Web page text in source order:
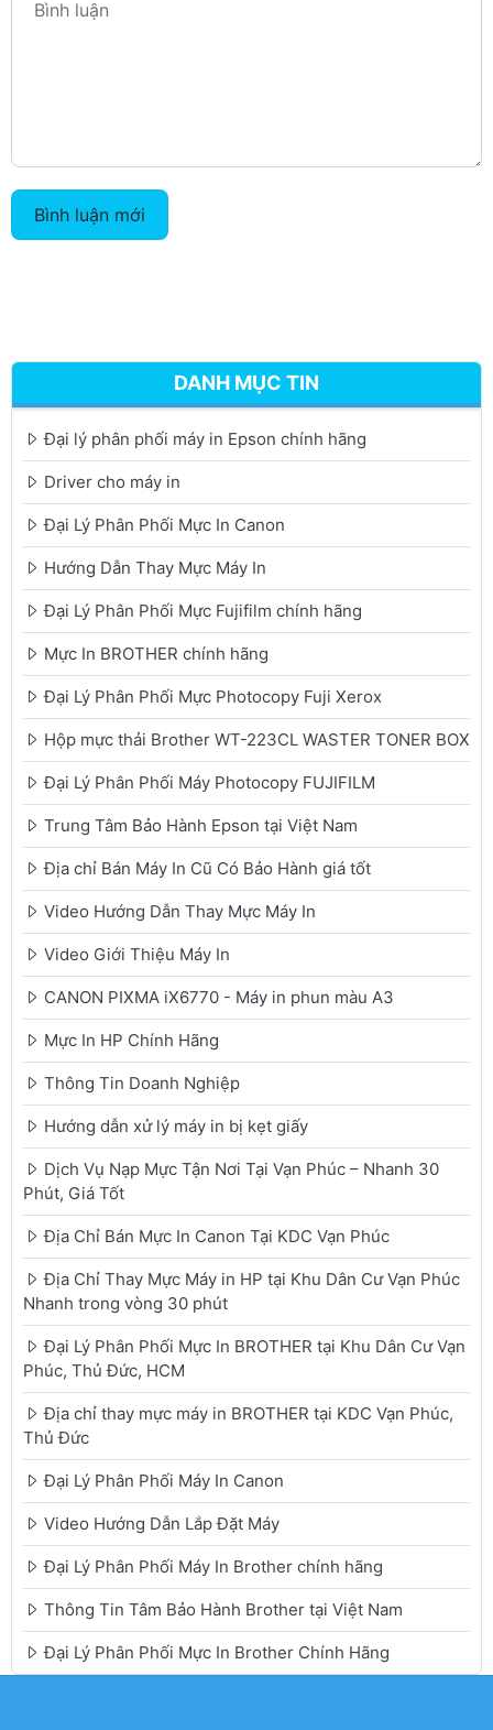
Bình luận mới
DANH MỤC TIN
Đại lý phân phối máy in Epson chính hãng
Driver cho máy in
Đại Lý Phân Phối Mực In Canon
Hướng Dẫn Thay Mực Máy In
Đại Lý Phân Phối Mực Fujifilm chính hãng
Mực In BROTHER chính hãng
Đại Lý Phân Phối Mực Photocopy Fuji Xerox
Hộp mực thải Brother WT-223CL WASTER TONER BOX
Đại Lý Phân Phối Máy Photocopy FUJIFILM
Trung Tâm Bảo Hành Epson tại Việt Nam
Địa chỉ Bán Máy In Cũ Có Bảo Hành giá tốt
Video Hướng Dẫn Thay Mực Máy In
Video Giới Thiệu Máy In
CANON PIXMA iX6770 - Máy in phun màu A3
Mực In HP Chính Hãng
Thông Tin Doanh Nghiệp
Hướng dẫn xử lý máy in bị kẹt giấy
Dịch Vụ Nạp Mực Tận Nơi Tại Vạn Phúc – Nhanh 30
Phút, Giá Tốt
Địa Chỉ Bán Mực In Canon Tại KDC Vạn Phúc
Địa Chỉ Thay Mực Máy in HP tại Khu Dân Cư Vạn Phúc
Nhanh trong vòng 30 phút
Đại Lý Phân Phối Mực In BROTHER tại Khu Dân Cư Vạn
Phúc, Thủ Đức, HCM
Địa chỉ thay mực máy in BROTHER tại KDC Vạn Phúc,
Thủ Đức
Đại Lý Phân Phối Máy In Canon
Video Hướng Dẫn Lắp Đặt Máy
Đại Lý Phân Phối Máy In Brother chính hãng
Thông Tin Tâm Bảo Hành Brother tại Việt Nam
Đại Lý Phân Phối Mực In Brother Chính Hãng